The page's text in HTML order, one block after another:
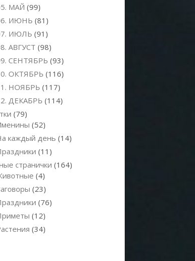
МАЙ (99)
ИЮНЬ (81)
ИЮЛЬ (91)
АВГУСТ (98)
СЕНТЯБРЬ (93)
ОКТЯБРЬ (116)
НОЯБРЬ (117)
ДЕКАБРЬ (114)
(79)
(52)
каждый день (14)
(11)
странички (164)
(4)
(23)
(76)
(12)
(34)